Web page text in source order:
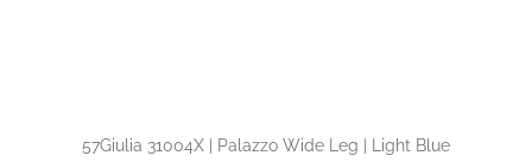
57Giulia 31004X | Palazzo Wide Leg | Light Blue